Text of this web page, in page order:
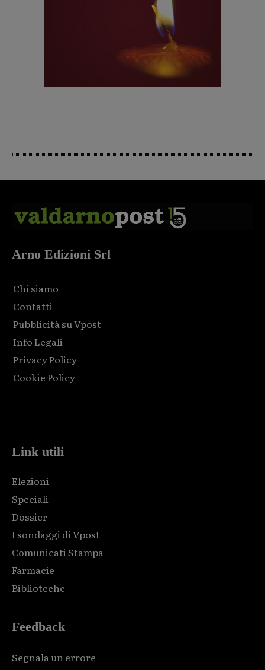
Arno Edizioni Srl
Chi siamo
Contatti
Pubblicità su Vpost
Info Legali
Privacy Policy
Cookie Policy
Link utili
Elezioni
Speciali
Dossier
I sondaggi di Vpost
Comunicati Stampa
Farmacie
Biblioteche
Feedback
Segnala un errore